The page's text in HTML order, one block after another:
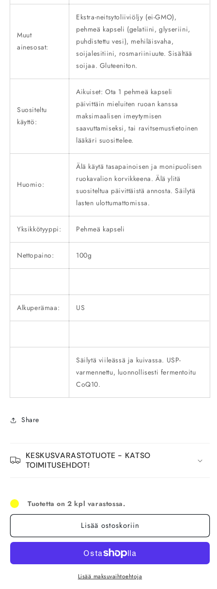
Muut
ainesosat:
Ekstra-neitsytoliiviöljy (ei-GMO),
pehmeä kapseli (gelatiini, glyseriini,
puhdistettu vesi), mehiläisvaha,
soijalesitiini, rosmariiniuute. Sisältää
soijaa. Gluteeniton.
Suositeltu
käyttö:
Aikuiset: Ota 1 pehmeä kapseli
päivittäin mieluiten ruoan kanssa
maksimaalisen imeytymisen
saavuttamiseksi, tai ravitsemustietoinen
lääkäri suosittelee.
Huomio:
Älä käytä tasapainoisen ja monipuolisen
ruokavalion korvikkeena. Älä ylitä
suositeltua päivittäistä annosta. Säilytä
lasten ulottumattomissa.
Yksikkötyyppi: Pehmeä kapseli
Nettopaino: 100g
Alkuperämaa: US
Säilytä viileässä ja kuivassa. USP-
varmennettu, luonnollisesti fermentoitu
CoQ10.
Share
KESKUSVARASTOTUOTE - KATSO
TOIMITUSEHDOT!
Tuotetta on 2 kpl varastossa.
Lisää ostoskoriin
Lisää maksuvaihtoehtoja